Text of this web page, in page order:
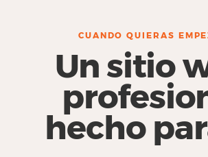
CUANDO QUIERAS
Un sitio
hecho